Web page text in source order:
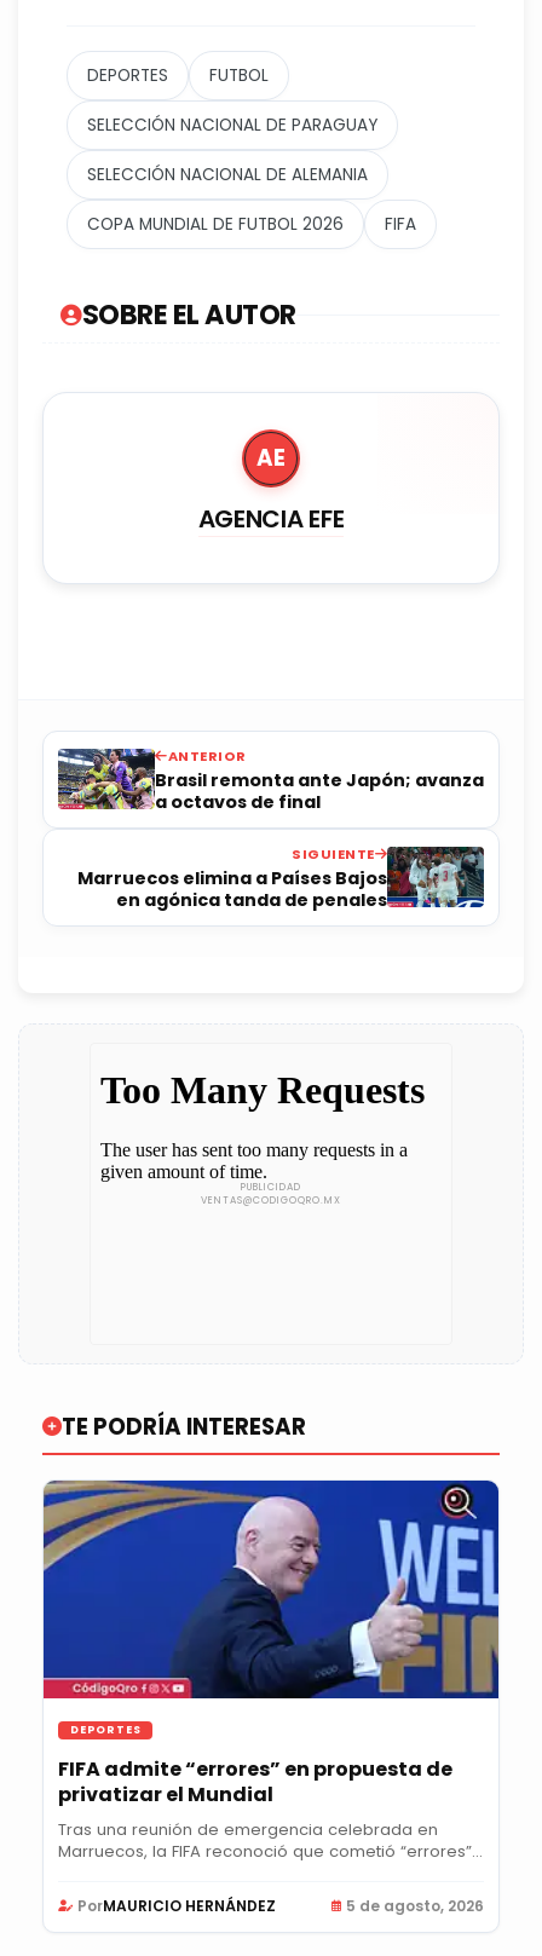
DEPORTES FUTBOL
SELECCIÓN NACIONAL DE PARAGUAY
SELECCIÓN NACIONAL DE ALEMANIA
COPA MUNDIAL DE FUTBOL 2026 FIFA
SOBRE EL AUTOR
AE
AGENCIA EFE
ANTERIOR
Brasil remonta ante Japón; avanza
a octavos de final
SIGUIENTE
Marruecos elimina a Países Bajos
en agónica tanda de penales
TE PODRÍA INTERESAR
DEPORTES
FIFA admite “errores” en propuesta de
privatizar el Mundial
Tras una reunión de emergencia celebrada en
Marruecos, la FIFA reconoció que cometió “errores”
PorMAURICIO HERNÁNDEZ 5 de agosto, 2026